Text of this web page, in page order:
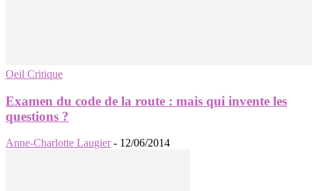
Oeil Critique
Examen du code de la route : mais qui invente les
questions ?
Anne-Charlotte Laugier - 12/06/2014